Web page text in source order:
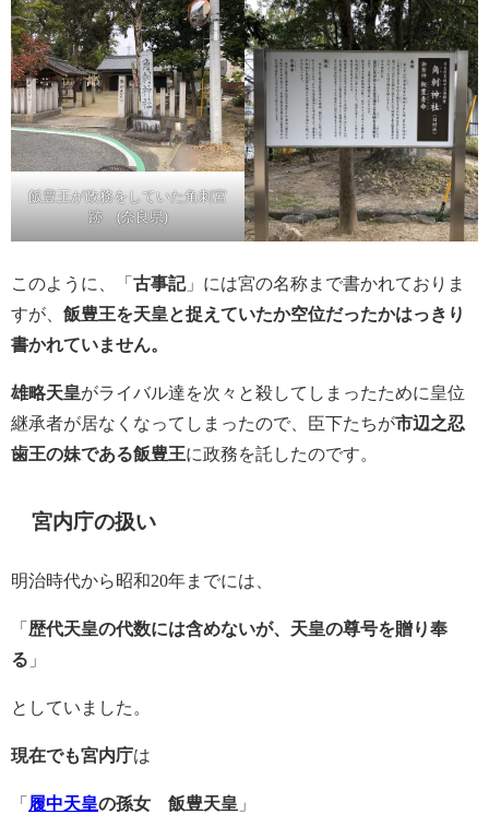
飯豊王が政務をしていた角刺宮
跡 (奈良県)
このように、「 古事記」には宮の名称まで書かれておりま
すが、 飯豊王を天皇と捉えていたか空位だったかはっきり
書かれていません。
雄略天皇がライバル達を次々と殺してしまったために皇位
継承者が居なくなってしまったので、臣下たちが市辺之忍
歯王の妹である飯豊王に政務を託したのです。
宮内庁の扱い
明治時代から昭和20年までには、
「 歴代天皇の代数には含めないが、天皇の尊号を贈り奉
る 」
としていました。
現在でも宮内庁は
「 履中天皇の孫女 飯豊天皇 」